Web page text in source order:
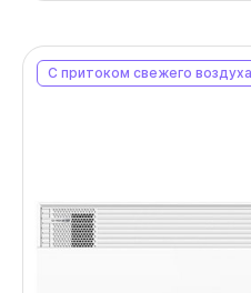
С притоком свежего воздуха